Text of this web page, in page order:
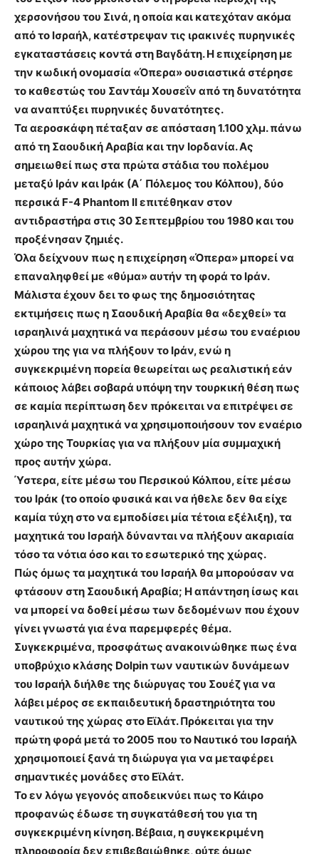
χερσονήσου του Σινά, η οποία και κατεχόταν ακόμα
από το Ισραήλ, κατέστρεψαν τις ιρακινές πυρηνικές
εγκαταστάσεις κοντά στη Βαγδάτη. Η επιχείρηση με
την κωδική ονομασία «Όπερα» ουσιαστικά στέρησε
το καθεστώς του Σαντάμ Χουσεΐν από τη δυνατότητα
να αναπτύξει πυρηνικές δυνατότητες.
Τα αεροσκάφη πέταξαν σε απόσταση 1.100 χλμ. πάνω
από τη Σαουδική Αραβία και την Ιορδανία. Ας
σημειωθεί πως στα πρώτα στάδια του πολέμου
μεταξύ Ιράν και Ιράκ (Α΄ Πόλεμος του Κόλπου), δύο
περσικά F-4 Phantom II επιτέθηκαν στον
αντιδραστήρα στις 30 Σεπτεμβρίου του 1980 και του
προξένησαν ζημιές.
Όλα δείχνουν πως η επιχείρηση «Όπερα» μπορεί να
επαναληφθεί με «θύμα» αυτήν τη φορά το Ιράν.
Μάλιστα έχουν δει το φως της δημοσιότητας
εκτιμήσεις πως η Σαουδική Αραβία θα «δεχθεί» τα
ισραηλινά μαχητικά να περάσουν μέσω του εναέριου
χώρου της για να πλήξουν το Ιράν, ενώ η
συγκεκριμένη πορεία θεωρείται ως ρεαλιστική εάν
κάποιος λάβει σοβαρά υπόψη την τουρκική θέση πως
σε καμία περίπτωση δεν πρόκειται να επιτρέψει σε
ισραηλινά μαχητικά να χρησιμοποιήσουν τον εναέριο
χώρο της Τουρκίας για να πλήξουν μία συμμαχική
προς αυτήν χώρα.
Ύστερα, είτε μέσω του Περσικού Κόλπου, είτε μέσω
του Ιράκ (το οποίο φυσικά και να ήθελε δεν θα είχε
καμία τύχη στο να εμποδίσει μία τέτοια εξέλιξη), τα
μαχητικά του Ισραήλ δύνανται να πλήξουν ακαριαία
τόσο τα νότια όσο και το εσωτερικό της χώρας.
Πώς όμως τα μαχητικά του Ισραήλ θα μπορούσαν να
φτάσουν στη Σαουδική Αραβία; Η απάντηση ίσως και
να μπορεί να δοθεί μέσω των δεδομένων που έχουν
γίνει γνωστά για ένα παρεμφερές θέμα.
Συγκεκριμένα, προσφάτως ανακοινώθηκε πως ένα
υποβρύχιο κλάσης Dolpin των ναυτικών δυνάμεων
του Ισραήλ διήλθε της διώρυγας του Σουέζ για να
λάβει μέρος σε εκπαιδευτική δραστηριότητα του
ναυτικού της χώρας στο Εϊλάτ. Πρόκειται για την
πρώτη φορά μετά το 2005 που το Ναυτικό του Ισραήλ
χρησιμοποιεί ξανά τη διώρυγα για να μεταφέρει
σημαντικές μονάδες στο Εϊλάτ.
Το εν λόγω γεγονός αποδεικνύει πως το Κάιρο
προφανώς έδωσε τη συγκατάθεσή του για τη
συγκεκριμένη κίνηση. Βέβαια, η συγκεκριμένη
πληροφορία δεν επιβεβαιώθηκε, ούτε όμως